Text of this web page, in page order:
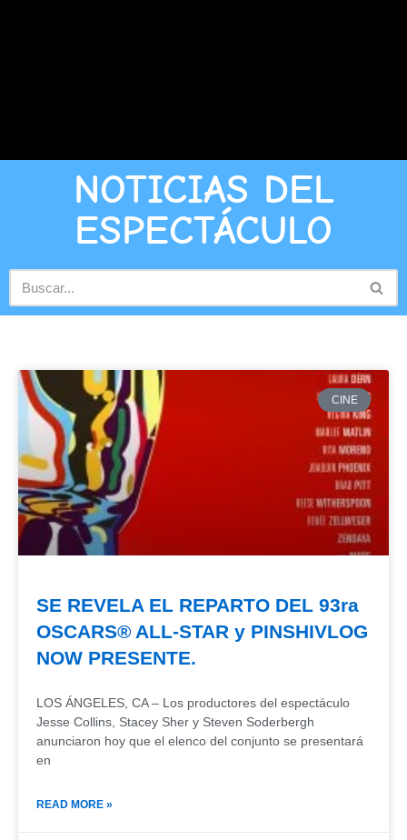
NOTICIAS DEL
ESPECTÁCULO
CINE
SE REVELA EL REPARTO DEL 93ra
OSCARS® ALL-STAR y PINSHIVLOG
NOW PRESENTE.
LOS ÁNGELES, CA – Los productores del espectáculo
Jesse Collins, Stacey Sher y Steven Soderbergh
anunciaron hoy que el elenco del conjunto se presentará
en
READ MORE »